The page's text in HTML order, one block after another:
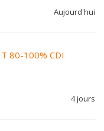
Aujourd'hui
80-100% CDI
4 jours